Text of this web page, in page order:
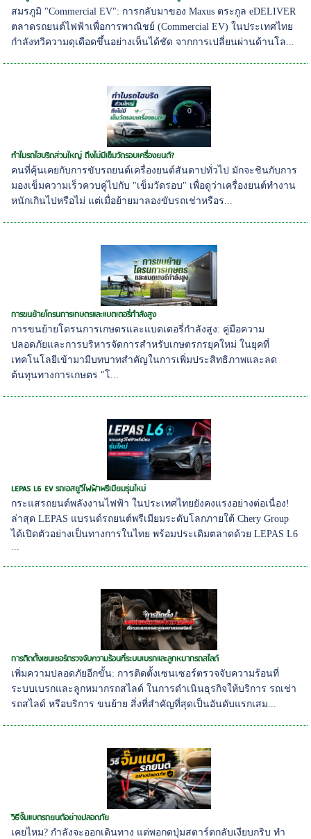
สมรภูมิ "Commercial EV": การกลับมาของ Maxus ตระกูล eDELIVER
ตลาดรถยนต์ไฟฟ้าเพื่อการพาณิชย์ (Commercial EV) ในประเทศไทย
กำลังทวีความดุเดือดขึ้นอย่างเห็นได้ชัด จากการเปลี่ยนผ่านด้านโล...
ทำไมรถไฮบริดส่วนใหญ่ ถึงไม่มีเข็มวัดรอบเครื่องยนต์?
คนที่คุ้นเคยกับการขับรถยนต์เครื่องยนต์สันดาปทั่วไป มักจะชินกับการ
มองเข็มความเร็วควบคู่ไปกับ "เข็มวัดรอบ" เพื่อดูว่าเครื่องยนต์ทำงาน
หนักเกินไปหรือไม่ แต่เมื่อย้ายมาลองขับรถเช่าหรือร...
การขนย้ายโดรนการเกษตรและแบตเตอรี่กำลังสูง
การขนย้ายโดรนการเกษตรและแบตเตอรี่กำลังสูง: คู่มือความ
ปลอดภัยและการบริหารจัดการสำหรับเกษตรกรยุคใหม่ ในยุคที่
เทคโนโลยีเข้ามามีบทบาทสำคัญในการเพิ่มประสิทธิภาพและลด
ต้นทุนทางการเกษตร "โ...
LEPAS L6 EV รถเอสยูวีไฟฟ้าพรีเมียมรุ่นใหม่
กระแสรถยนต์พลังงานไฟฟ้า ในประเทศไทยยังคงแรงอย่างต่อเนื่อง!
ล่าสุด LEPAS แบรนด์รถยนต์พรีเมียมระดับโลกภายใต้ Chery Group
ได้เปิดตัวอย่างเป็นทางการในไทย พร้อมประเดิมตลาดด้วย LEPAS L6
...
การติดตั้งเซนเซอร์ตรวจจับความร้อนที่ระบบเบรกและลูกหมากรถสไลด์
เพิ่มความปลอดภัยอีกขั้น: การติดตั้งเซนเซอร์ตรวจจับความร้อนที่
ระบบเบรกและลูกหมากรถสไลด์ ในการดำเนินธุรกิจให้บริการ รถเช่า
รถสไลด์ หรือบริการ ขนย้าย สิ่งที่สำคัญที่สุดเป็นอันดับแรกเสม...
วิธีจั๊มแบตรถยนต์อย่างปลอดภัย
เคยไหม? กำลังจะออกเดินทาง แต่พอกดปุ่มสตาร์ตกลับเงียบกริบ ทำ